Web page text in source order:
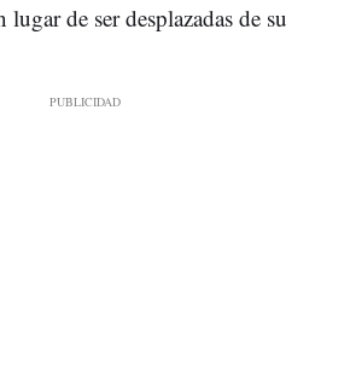
lugar de ser desplazadas de su